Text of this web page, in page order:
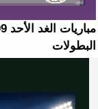
البطولات